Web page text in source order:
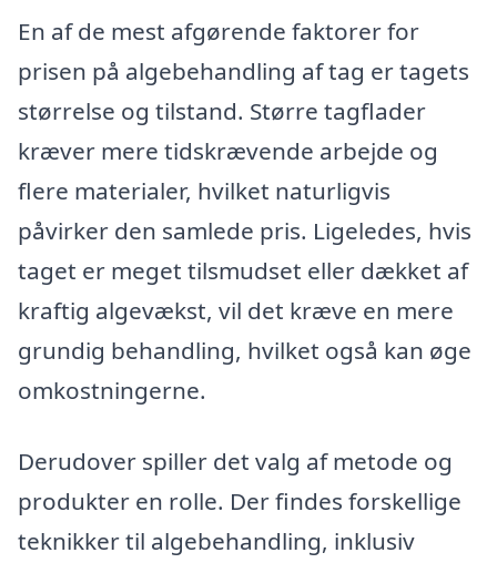
En af de mest afgørende faktorer for
prisen på algebehandling af tag er tagets
størrelse og tilstand. Større tagflader
kræver mere tidskrævende arbejde og
flere materialer, hvilket naturligvis
påvirker den samlede pris. Ligeledes, hvis
taget er meget tilsmudset eller dækket af
kraftig algevækst, vil det kræve en mere
grundig behandling, hvilket også kan øge
omkostningerne.
Derudover spiller det valg af metode og
produkter en rolle. Der findes forskellige
teknikker til algebehandling, inklusiv